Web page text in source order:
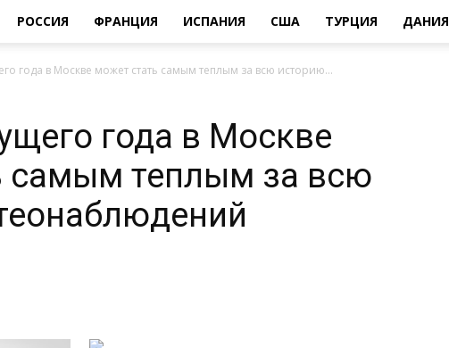
РОССИЯ ФРАНЦИЯ ИСПАНИЯ США ТУРЦИЯ ДАНИЯ
года в Москве может стать самым теплым за всю историю...
года в Москве
самым теплым за всю